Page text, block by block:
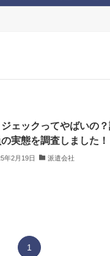
ェックってやばいの
実態を調査しました！
年2月19日 派遣会社
1